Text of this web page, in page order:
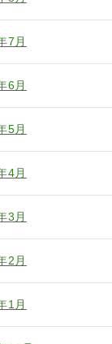
7月
6月
5月
4月
3月
2月
1月